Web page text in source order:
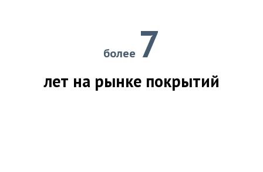
более 7
лет на рынке покрытий